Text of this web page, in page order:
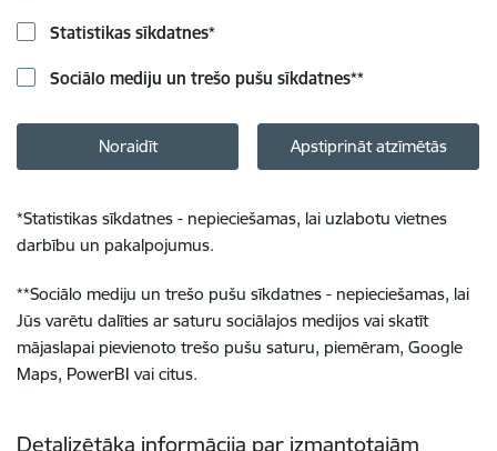
Statistikas sīkdatnes*
Sociālo mediju un trešo pušu sīkdatnes**
Noraidīt Apstiprināt atzīmētās
*Statistikas sīkdatnes - nepieciešamas, lai uzlabotu vietnes
darbību un pakalpojumus.
**Sociālo mediju un trešo pušu sīkdatnes - nepieciešamas, lai
Jūs varētu dalīties ar saturu sociālajos medijos vai skatīt
mājaslapai pievienoto trešo pušu saturu, piemēram, Google
Maps, PowerBI vai citus.
Detalizētāka informācija par izmantotajām